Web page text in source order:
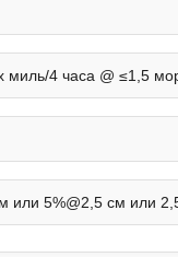
миль/4 часа @ ≤1,5
или 5%@2,5 см или